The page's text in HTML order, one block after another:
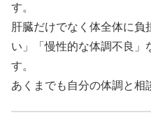
す。
肝臓だけでなく体全体に
い」「慢性的な体調不良」
す。
あくまでも自分の体調と相